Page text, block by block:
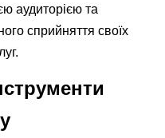
аудиторією та
сприйняття своїх